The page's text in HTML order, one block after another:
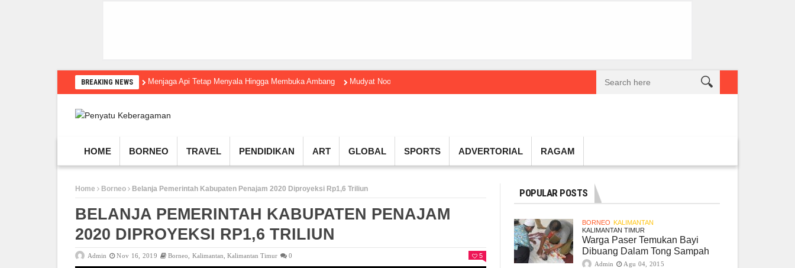
BREAKING NEWS Menjaga Api Tetap Menyala Hingga Membuka Ambang Mudyat Noor Temui Menteri Ekraf, Dorong Ekonomi Kreatif Lokal Naik Kelas Gembel PPU dan IGTKI Penajam Sukses Gelar
HOME BORNEO TRAVEL PENDIDIKAN ART GLOBAL SPORTS ADVERTORIAL RAGAM
Home Borneo Belanja Pemerintah Kabupaten Penajam 2020 Diproyeksi Rp1,6 Triliun
BELANJA PEMERINTAH KABUPATEN PENAJAM
2020 DIPROYEKSI RP1,6 TRILIUN
Admin Nov 16, 2019 Borneo Kalimantan ,Kalimantan Timur 0 5
POPULAR POSTS
BORNEO KALIMANTAN
KALIMANTAN TIMUR
Warga Paser Temukan Bayi
Dibuang Dalam Tong Sampah
Admin Agu 04, 2015